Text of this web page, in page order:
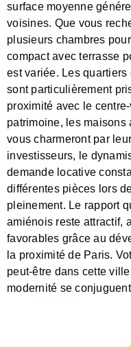
surface moyenne
voisines. Que vous
plusieurs chambres
compact avec terrasse
est variée. Les
sont particulièrement
proximité avec le
patrimoine, les
vous charmeront par
investisseurs, le
demande locative
différentes pièces lors
pleinement. Le rapport
amiénois reste attractif,
favorables grâce au
la proximité de Paris.
peut-être dans cette
modernité se